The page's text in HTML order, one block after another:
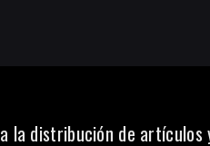
la distribución de